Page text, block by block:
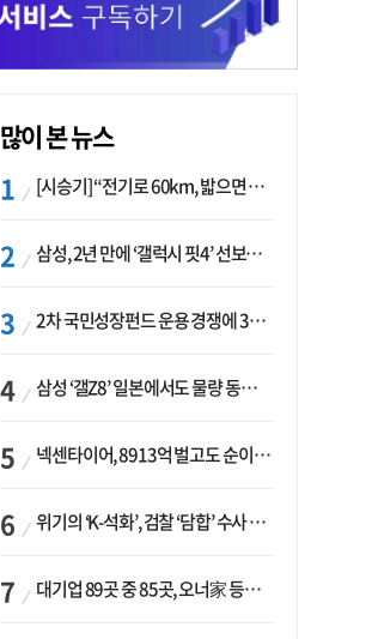
많이 본 뉴스
[시승기] “전기로 60km, 밟으면 462마력”…볼보 XC60 T8의 두 얼굴
삼성, 2년 만에 ‘갤럭시 핏4’ 선보이나…웨어러블 생태계 확장 ‘시동’
2차 국민성장펀드 운용 경쟁에 33개사 몰렸다…신한·하나 등 새 얼굴 대거 합류
삼성 ‘갤Z8’ 일본에서도 물량 동났다…애플 참전 앞두고 선두 수성 ‘시험대’
넥센타이어, 8913억 벌고도 순이익 2억…유럽 세부담에 이익 증발
위기의 ‘K-석화’, 검찰 ‘담합’ 수사 착수…“LG·한화·롯데 등 7개 업체, 8개 제품 가격 담합”
대기업 89곳 중 85곳, 오너家 등기임원 겸직…BS 46곳·SM 45곳 ‘족벌경영’ 고착화